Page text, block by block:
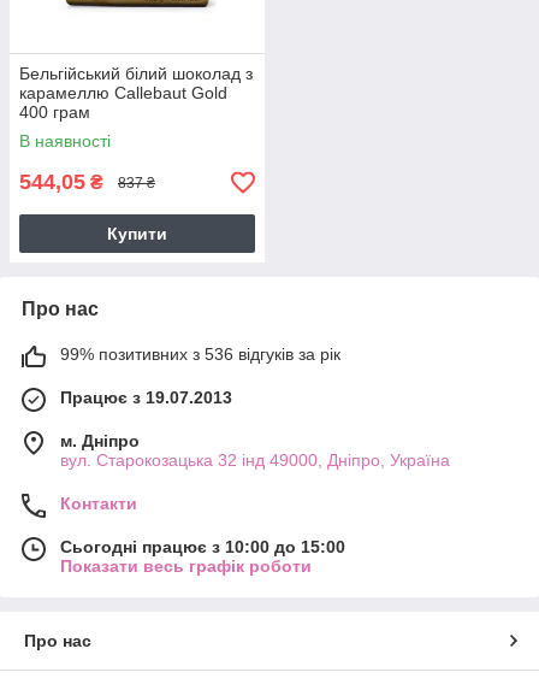
Бельгійський білий шоколад з
карамеллю Callebaut Gold
400 грам
В наявності
544,05 ₴ 837 ₴
Купити
Про нас
99% позитивних з 536 відгуків за рік
Працює з 19.07.2013
м. Дніпро
вул. Старокозацька 32 інд 49000, Дніпро, Україна
Контакти
Сьогодні працює з 10:00 до 15:00
Показати весь графік роботи
Про нас